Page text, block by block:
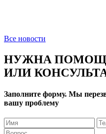
Все новости
НУЖНА
ИЛИ
Заполните форму. Мы
вашу проблему